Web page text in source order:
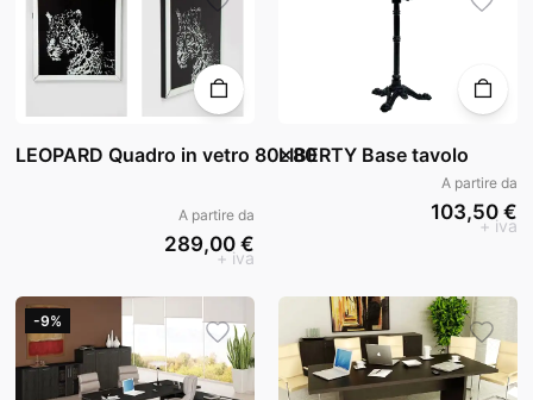
LEOPARD Quadro in vetro 80x80
A partire da
289,00 €
+ iva
LIBERTY Base tavolo
A partire da
103,50 €
+ iva
-9%